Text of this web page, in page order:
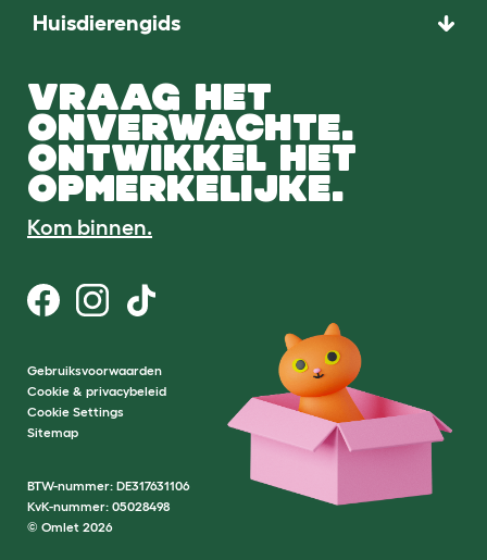
Huisdierengids
VRAAG HET
ONVERWACHTE.
ONTWIKKEL HET
OPMERKELIJKE.
Kom binnen.
Gebruiksvoorwaarden
Cookie & privacybeleid
Cookie Settings
Sitemap
BTW-nummer: DE317631106
KvK-nummer: 05028498
© Omlet 2026